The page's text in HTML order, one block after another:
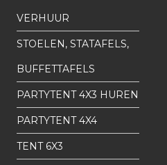
VERHUUR
STOELEN, STATAFELS,
BUFFETTAFELS
PARTYTENT 4X3 HUREN
PARTYTENT 4X4
TENT 6X3